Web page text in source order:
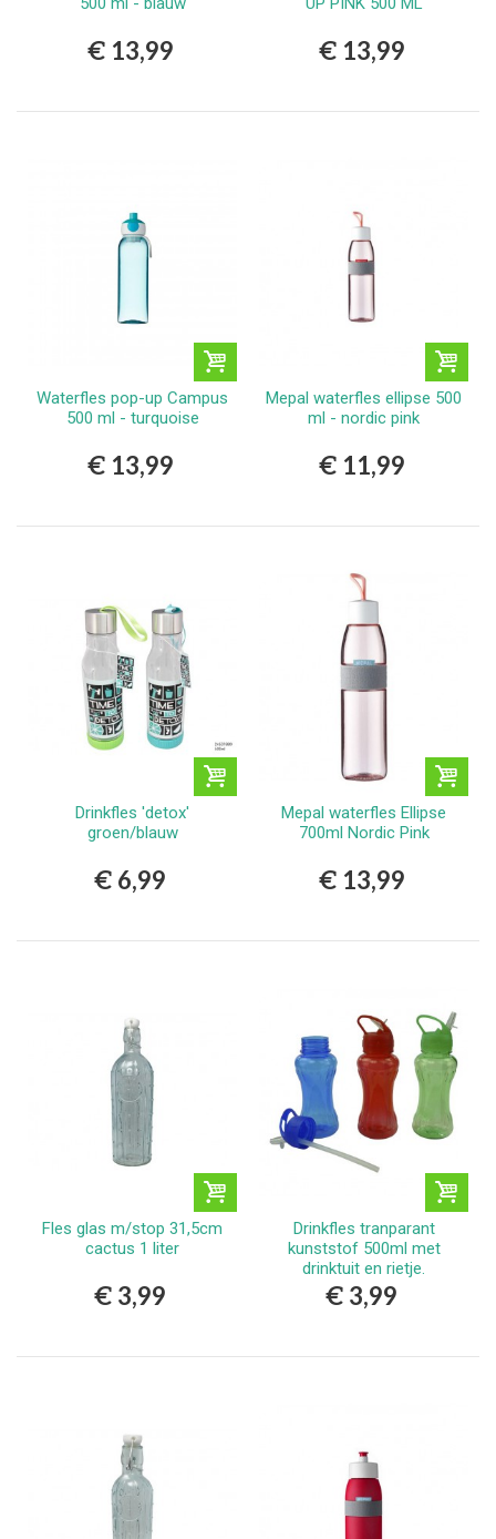
€ 13,99 € 13,99
Waterfles pop-up Campus
500 ml - turquoise
€ 13,99
Mepal waterfles ellipse 500
ml - nordic pink
€ 11,99
Drinkfles 'detox'
groen/blauw
€ 6,99
Mepal waterfles Ellipse
700ml Nordic Pink
€ 13,99
Fles glas m/stop 31,5cm
cactus 1 liter
€ 3,99
Drinkfles tranparant
kunststof 500ml met
drinktuit en rietje.
verkrijgbaar in
verschillende kleuren
€ 3,99